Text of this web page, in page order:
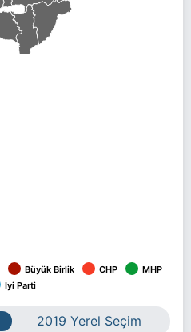
Büyük Birlik CHP
MHP
İyi Parti
2019 Yerel Seçim